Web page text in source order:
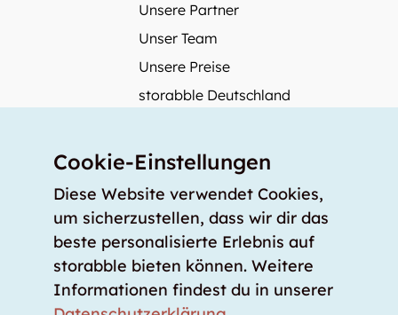
Unsere Partner
Unser Team
Unsere Preise
storabble Deutschland
Mehr über storabble
Medienbeiträge
Wie gross muss ein Lagerraum sein?
Was kostet ein Lagerraum?
Für Lageranbieter
Cookie-Einstellungen
Diese Website verwendet Cookies,
um sicherzustellen, dass wir dir das
beste personalisierte Erlebnis auf
storabble bieten können. Weitere
Informationen findest du in unserer